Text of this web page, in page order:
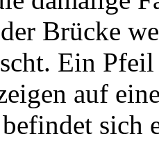
Brücke
Ein
auf
sich